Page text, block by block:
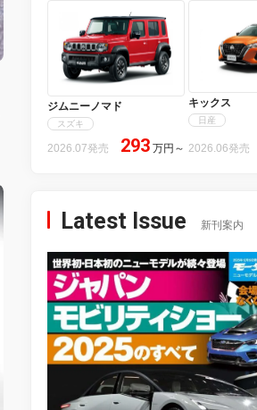
ジムニーノマド
スズキ
2026.07発売 293 万円 ～
キックス
日産
2026.06発売
Latest Issue 新刊案内